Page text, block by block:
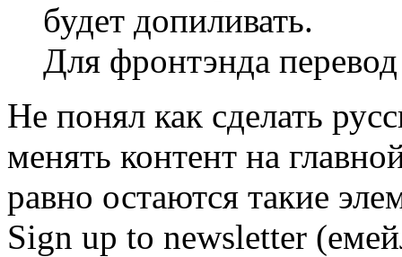
будет допиливать.
Для фронтэнда
Не понял как сделать
менять контент на
равно остаются такие
Sign up to newsletter